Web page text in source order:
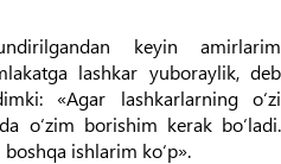
keyin amirlarim
lashkar yuboraylik, deb
«Agar lashkarlarning o‘zi
o‘zim borishim kerak bo‘ladi.
ishlarim ko‘p».